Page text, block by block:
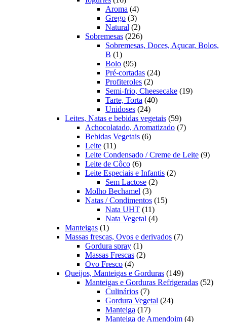
produtos
Aroma 44
produtos
Grego 33
produtos
Natural 22
produtos
Sobremesas 226226
produtos
Sobremesas, Doces, Açucar, Bolos,
B
11
produto
Bolo 9595
produtos
Pré-cortadas 2424
Profiteroles 22
produtos
Semi-frio, Cheesecake 1919
Tarte, Torta 4040
Unidoses 2424
produtos
Leites, Natas e bebidas vegetais 5959
produtos
Achocolatado, Aromatizado 77
Bebidas Vegetais 66
Leite 1111
produtos
Leite Condensado / Creme de Leite 99
Leite de Côco 66
produtos
Leite Especiais e Infantis 22
Sem Lactose 22
Molho Bechamel 33
produtos
Natas / Condimentos 1515
Nata UHT 1111
produtos
Nata Vegetal 44
Manteigas 11
produto
Massas frescas, Ovos e derivados 77
Gordura spray 11
produto
Massas Frescas 22
Ovo Fresco 44
produtos
Queijos, Manteigas e Gorduras 149149
produtos
Manteigas e Gorduras Refrigeradas 5252
Culinários 77
produtos
Gordura Vegetal 2424
Manteiga 1717
produtos
Manteiga de Amendoim 44